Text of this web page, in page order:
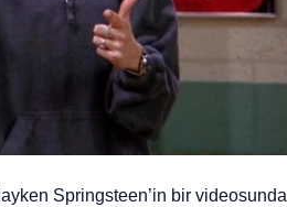
Springsteen’in bir videosunda